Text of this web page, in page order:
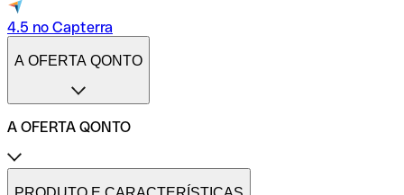
4.5 no Capterra
A OFERTA QONTO
A OFERTA QONTO
Tarifas